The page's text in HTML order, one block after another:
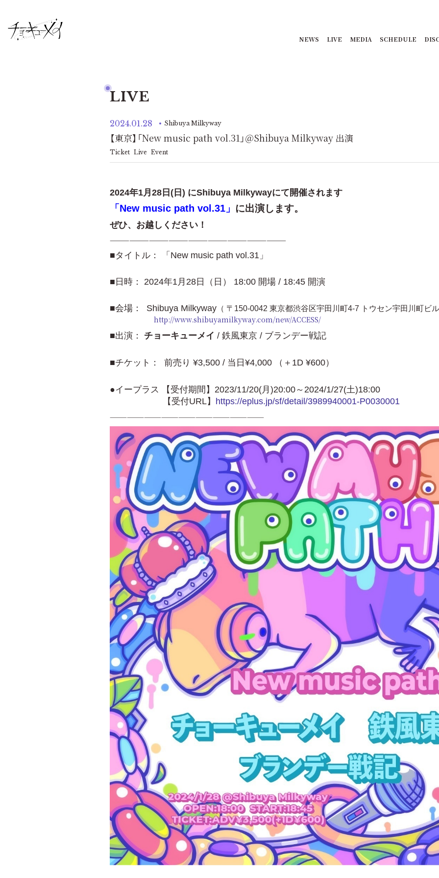
NEWS LIVE MEDIA SCHEDULE
LIVE
2024.01.28 Shibuya Milkyway
【東京】「New music path vol.31」＠Shibuya Milkyway 出演
Ticket Live Event
2024年1月28日(日) にShibuya Milkywayにて開催されます
「New music path vol.31」 に出演します。
ぜひ、お越しください！
———————————————————————————
■タイトル： 「New music path vol.31」
■日時： 2024年1月28日（日） 18:00 開場 / 18:45 開演
■会場： Shibuya Milkyway （ 〒150-0042 東京都渋谷区宇田川町4-7 トウセン宇田川町ビ
http://www.shibuyamilkyway.com/new/ACCESS/
■出演： チョーキューメイ / 鉄風東京 / ブランデー戦記
■チケット： 前売り ¥3,500 / 当日¥4,000 （＋1D ¥600）
●イープラス 【受付期間】2023/11/20(月)20:00～2024/1/27(土)18:00
【受付URL】 https://eplus.jp/sf/detail/3989940001-P0030001
———————————————————————————